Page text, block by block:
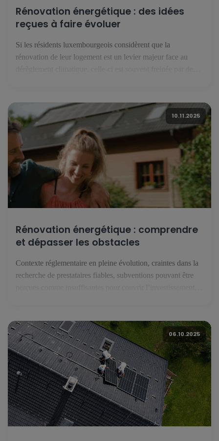
Rénovation énergétique : des idées
reçues à faire évoluer
Si les résidents luxembourgeois considèrent que la
rénovation de leur logement est un levier majeur face au
énergétique est un levier majeur de la lutte contre le
dérèglement climatique. C’est ce […]
10.11.2025
Rénovation énergétique : comprendre
et dépasser les obstacles
Contexte réglementaire en pleine évolution, craintes dans la
recherche de prestataires fiables, subventions pouvant être
hésitent à franchir le pas de la rénovation énergétique. Une
étude européenne réalisée par BNP Paribas avec l’institut
Toluna - […]
06.10.2025